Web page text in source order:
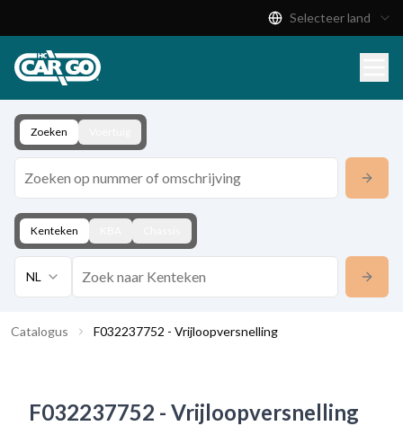
Download
Contact
Selecteer land
Zoeken
Kenteken
NL
Catalogus F032237752 - Vrijloopversnelling
F032237752 - Vrijloopversnelling